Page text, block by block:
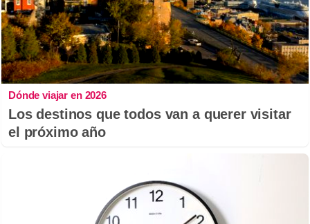
Dónde viajar en 2026
Los destinos que todos van a querer visitar
el próximo año